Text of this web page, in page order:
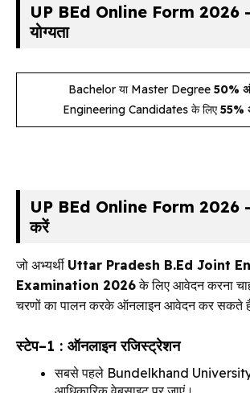
UP BEd Online Form 2026 –
योग्यता
Bachelor या Master Degree 50%
Engineering Candidates के लिए55%
UP BEd Online Form 2026
करें
जो अभ्यर्थी Uttar Pradesh B.Ed Joint
Examination 2026के लिए आवेदन करना
चरणों का पालन करके ऑनलाइन आवेदन कर सकते
स्टेप–1 : ऑनलाइन रजिस्ट्रेशन
सबसे पहले Bundelkhand